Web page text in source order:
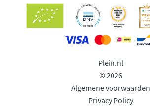
Plein.nl
© 2026
Algemene voorwaarden
Privacy Policy